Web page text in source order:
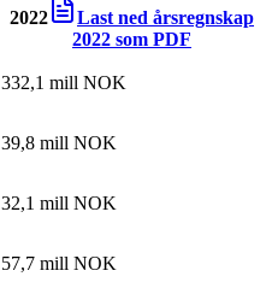
2022
Last ned årsregnskap
2022 som PDF
332,1 mill NOK
39,8 mill NOK
32,1 mill NOK
57,7 mill NOK